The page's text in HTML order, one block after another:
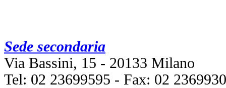
Sede secondaria
Via Bassini, 15 - 20133 Milano
Tel: 02 23699595 - Fax: 02